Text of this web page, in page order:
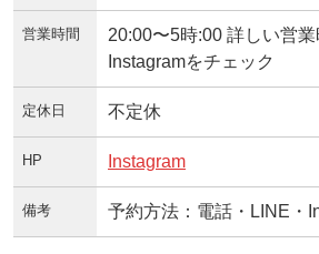
営業時間
20:00〜5時:00 詳しい営
Instagramをチェック
定休日 不定休
HP Instagram
備考 予約方法：電話・LINE・